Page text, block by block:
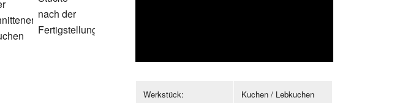
Werkstück:
Kuchen / Lebkuchen